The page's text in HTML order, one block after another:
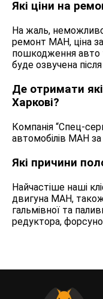
Які ціни на
На жаль,
ремонт МАН, ціна
пошкодження авто
буде озвучена
Де отримати
Харкові?
Компанія “Спец-
автомобілів МАН
Які причини
Найчастіше наші
двигуна МАН, також
гальмівної та
редуктора,